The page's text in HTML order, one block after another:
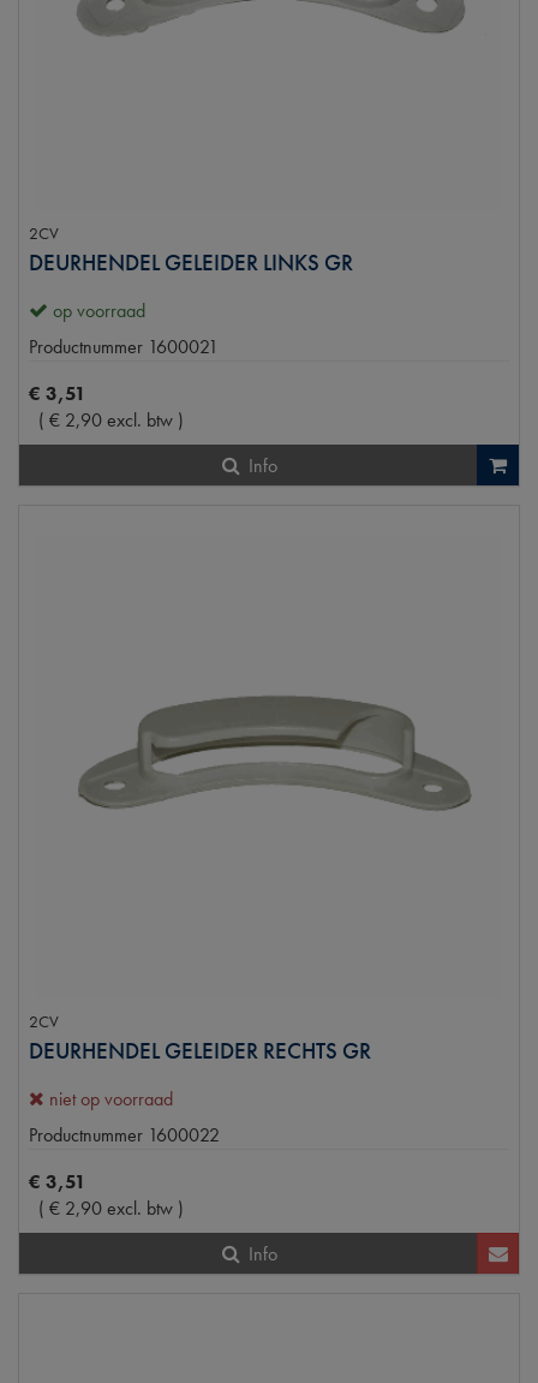
2CV
DEURHENDEL GELEIDER LINKS GR
op voorraad
Productnummer 1600021
€ 3,51
( € 2,90excl. btw )
Info
2CV
DEURHENDEL GELEIDER RECHTS GR
niet op voorraad
Productnummer 1600022
€ 3,51
( € 2,90excl. btw )
Info